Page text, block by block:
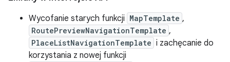
Wycofanie starych funkcji MapTemplate ,
RoutePreviewNavigationTemplate ,
PlaceListNavigationTemplate i zachęcanie do
korzystania z nowej funkcji